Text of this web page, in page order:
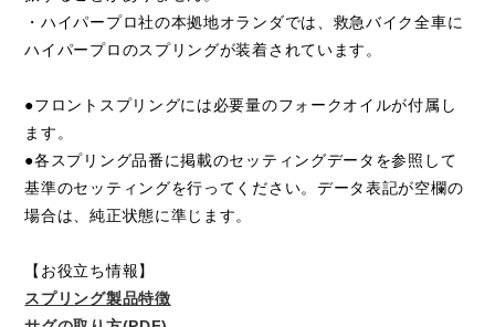
・ハイパープロ社の本拠地オランダでは、救急バイク全車に
ハイパープロのスプリングが装着されています。
●フロントスプリングには必要量のフォークオイルが付属し
ます。
●各スプリング品番に掲載のセッティングデータを参照して
基準のセッティングを行ってください。データ表記が空欄の
場合は、純正状態に準じます。
【お役立ち情報】
スプリング製品特徴